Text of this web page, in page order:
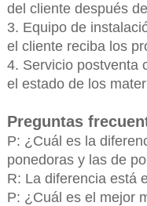
del cliente después
3. Equipo de
el cliente reciba los
4. Servicio postventa
el estado de los
Preguntas
P: ¿Cuál es la
ponedoras y las de
R: La diferencia está
P: ¿Cuál es el mejor